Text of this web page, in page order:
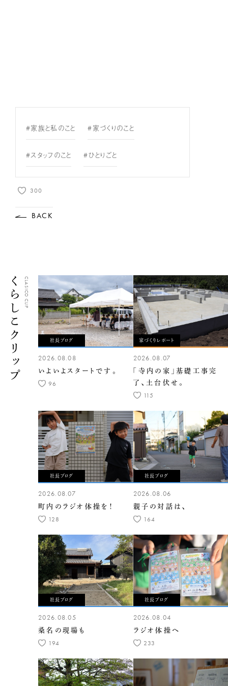
#家族と私のこと #家づくりのこと
#スタッフのこと #ひとりごと
300
BACK
くらしこクリップCLASICO CLIP
社長ブログ
2026.08.08
いよいよスタートです。
96
家づくりレポート
2026.08.07
「寺内の家」基礎工事完
了、土台伏せ。
115
社長ブログ
2026.08.07
町内のラジオ体操を！
128
社長ブログ
2026.08.06
親子の対話は、
164
社長ブログ
2026.08.05
桑名の現場も
194
社長ブログ
2026.08.04
ラジオ体操へ
233